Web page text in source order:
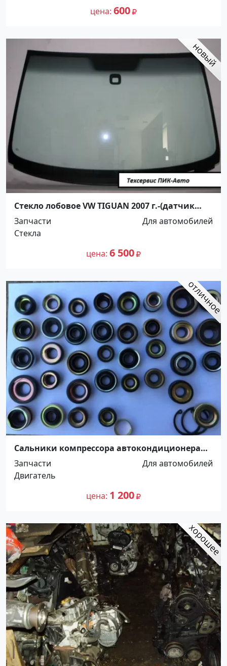
цена 600
Стекло лобовое VW TIGUAN 2007 г.-(датчик
дождя), производство FYG Краснодар
Запчасти
Для автомобилей
Стекла
цена 6 500
Сальники компрессора автокондиционера
Краснодар
Запчасти
Для автомобилей
Двигатель
цена 1 200